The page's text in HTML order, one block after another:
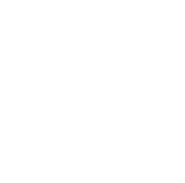
244.30€ HT au lieu de